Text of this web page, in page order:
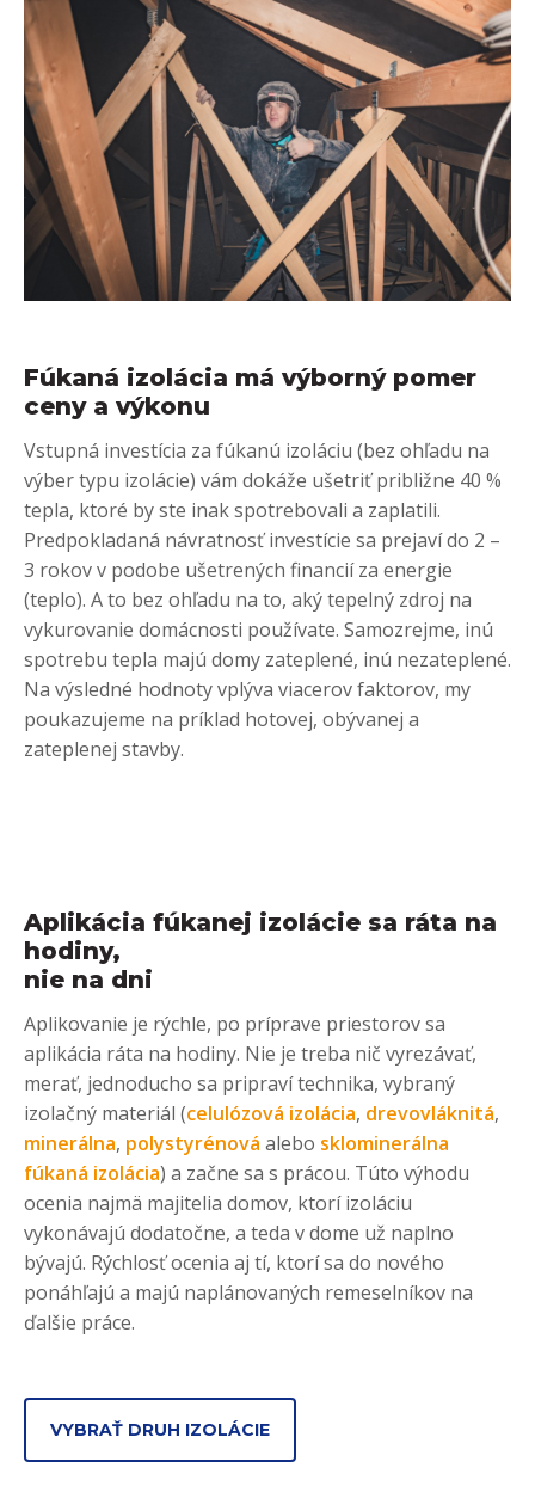
Fúkaná izolácia má výborný pomer
ceny a výkonu
Vstupná investícia za fúkanú izoláciu (bez ohľadu na
výber typu izolácie) vám dokáže ušetriť približne 40 %
tepla, ktoré by ste inak spotrebovali a zaplatili.
Predpokladaná návratnosť investície sa prejaví do 2 –
3 rokov v podobe ušetrených financií za energie
(teplo). A to bez ohľadu na to, aký tepelný zdroj na
vykurovanie domácnosti používate. Samozrejme, inú
spotrebu tepla majú domy zateplené, inú nezateplené.
Na výsledné hodnoty vplýva viacerov faktorov, my
poukazujeme na príklad hotovej, obývanej a
zateplenej stavby.
Aplikácia fúkanej izolácie sa ráta na
hodiny,
nie na dni
Aplikovanie je rýchle, po príprave priestorov sa
aplikácia ráta na hodiny. Nie je treba nič vyrezávať,
merať, jednoducho sa pripraví technika, vybraný
izolačný materiál (celulózová izolácia, drevovláknitá,
minerálna, polystyrénová alebo sklominerálna
fúkaná izolácia) a začne sa s prácou. Túto výhodu
ocenia najmä majitelia domov, ktorí izoláciu
vykonávajú dodatočne, a teda v dome už naplno
bývajú. Rýchlosť ocenia aj tí, ktorí sa do nového
ponáhľajú a majú naplánovaných remeselníkov na
ďalšie práce.
VYBRAŤ DRUH IZOLÁCIE